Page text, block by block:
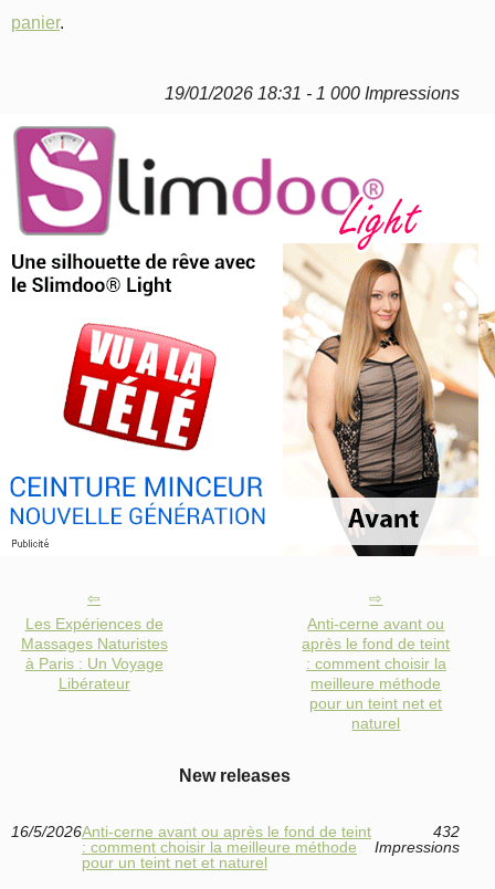
panier.
19/01/2026 18:31 - 1 000 Impressions
Les Expériences de
Massages Naturistes
à Paris : Un Voyage
Libérateur
Anti‑cerne avant ou
après le fond de teint
: comment choisir la
meilleure méthode
pour un teint net et
naturel
New releases
16/5/2026Anti‑cerne avant ou après le fond de teint
: comment choisir la meilleure méthode
pour un teint net et naturel
432
Impressions